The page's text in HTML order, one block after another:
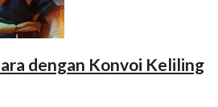
dengan Konvoi Keliling